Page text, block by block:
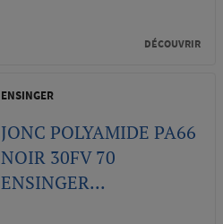
DÉCOUVRIR
ENSINGER
JONC POLYAMIDE PA66
NOIR 30FV 70
ENSINGER...